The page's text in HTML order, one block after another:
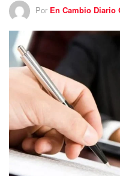
Por En Cambio Diario